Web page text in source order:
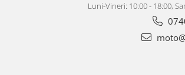
Luni-Vineri: 10:00 - 18:00,